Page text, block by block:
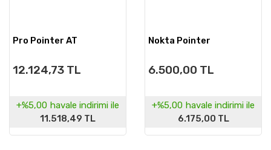
Pro Pointer AT
12.124,73 TL
+%5,00 havale indirimi ile
11.518,49 TL
Nokta Pointer
6.500,00 TL
+%5,00 havale indirimi ile
6.175,00 TL